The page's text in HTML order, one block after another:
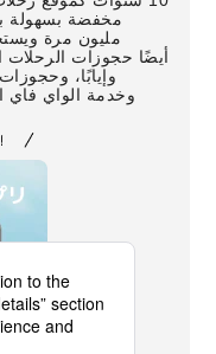
مليون مرة
وإيابًا،
وخدمة الواي فاي